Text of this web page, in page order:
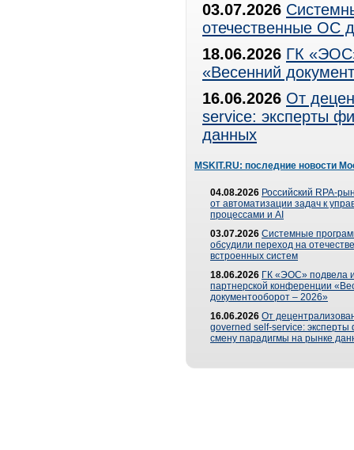
03.07.2026
отечественные ОС
18.06.2026 ГК
«Весенний
16.06.2026 От
service: эксперты
данных
MSKIT.RU: последние новости
04.08.2026 Российский RPA-
от автоматизации задач к
процессами и AI
03.07.2026 Системные
обсудили переход на
встроенных систем
18.06.2026 ГК «ЭОС» подвела
партнерской конференции
документооборот – 2026»
16.06.2026 От
governed self-service: эксперты
смену парадигмы на рынке